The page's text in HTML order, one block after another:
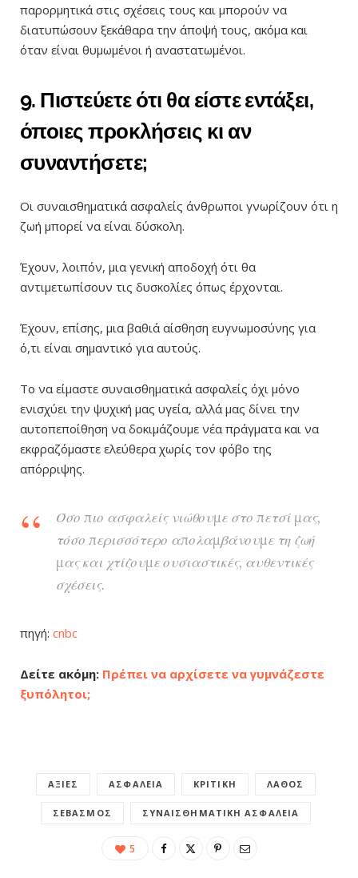
παρορμητικά στις σχέσεις τους και μπορούν να
διατυπώσουν ξεκάθαρα την άποψή τους, ακόμα και
όταν είναι θυμωμένοι ή αναστατωμένοι.
9. Πιστεύετε ότι θα είστε εντάξει,
όποιες προκλήσεις κι αν
συναντήσετε;
Οι συναισθηματικά ασφαλείς άνθρωποι γνωρίζουν ότι η
ζωή μπορεί να είναι δύσκολη.
Έχουν, λοιπόν, μια γενική αποδοχή ότι θα
αντιμετωπίσουν τις δυσκολίες όπως έρχονται.
Έχουν, επίσης, μια βαθιά αίσθηση ευγνωμοσύνης για
ό,τι είναι σημαντικό για αυτούς.
Το να είμαστε συναισθηματικά ασφαλείς όχι μόνο
ενισχύει την ψυχική μας υγεία, αλλά μας δίνει την
αυτοπεποίθηση να δοκιμάζουμε νέα πράγματα και να
εκφραζόμαστε ελεύθερα χωρίς τον φόβο της
απόρριψης.
Όσο πιο ασφαλείς νιώθουμε στο πετσί μας,
τόσο περισσότερο απολαμβάνουμε τη ζωή
μας και χτίζουμε ουσιαστικές, αυθεντικές
σχέσεις.
πηγή: cnbc
Δείτε ακόμη: Πρέπει να αρχίσετε να γυμνάζεστε
ξυπόλητοι;
ΑΞΊΕΣ ΑΣΦΆΛΕΙΑ ΚΡΙΤΙΚΉ ΛΆΘΟΣ
ΣΕΒΑΣΜΌΣ ΣΥΝΑΙΣΘΗΜΑΤΙΚΉ ΑΣΦΆΛΕΙΑ
5